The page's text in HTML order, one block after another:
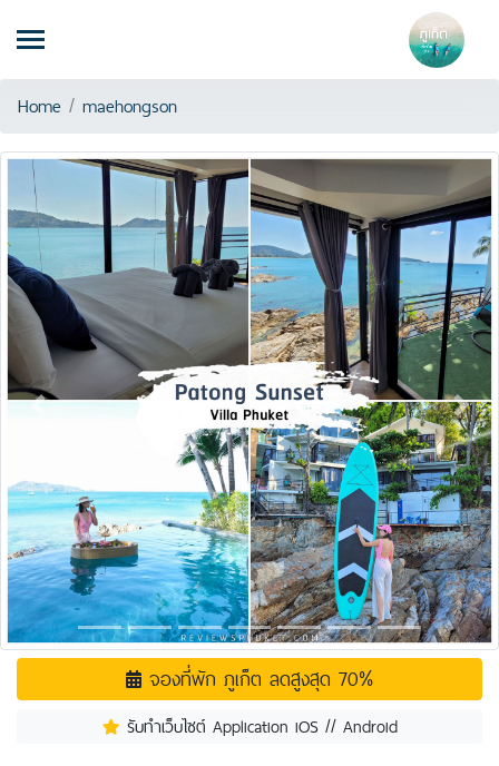
Home / maehongson
Next
จองที่พัก ภูเก็ต ลดสูงสุด 70%
รับทำเว็บไซต์ Application iOS // Android